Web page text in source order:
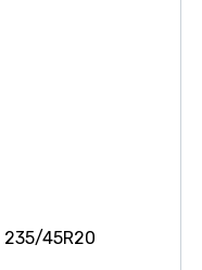
235/45R20